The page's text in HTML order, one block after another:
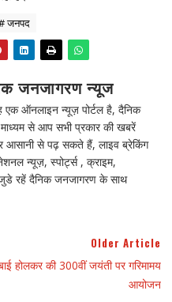
जनपद
जनजागरण न्यूज
ऑनलाइन न्यूज़ पोर्टल है, दैनिक
से आप सभी प्रकार की खबरें
आसानी से पढ़ सकते हैं, लाइव ब्रेकिंग
न्यूज़, स्पोर्ट्स , क्राइम,
रहें दैनिक जनजागरण के साथ
Older Article
होलकर की 300वीं जयंती पर गरिमामय
आयोजन